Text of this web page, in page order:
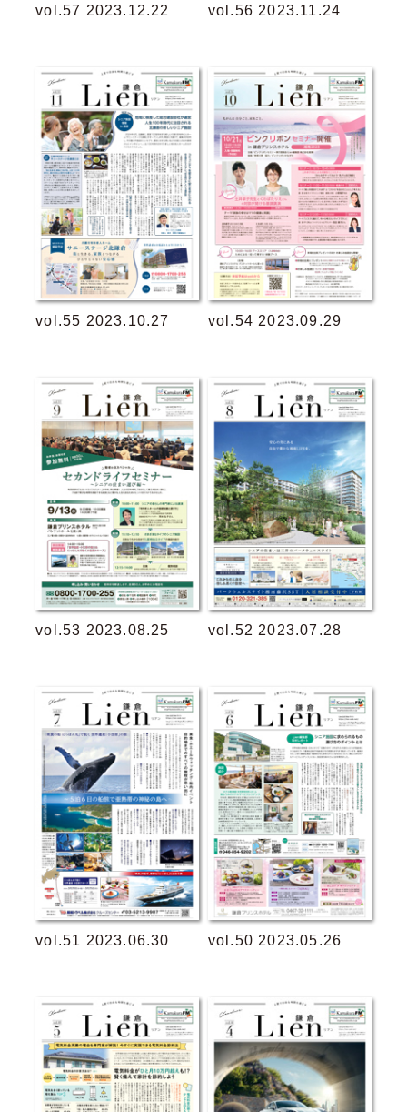
vol.57 2023.12.22 vol.56 2023.11.24
vol.55 2023.10.27 vol.54 2023.09.29
vol.53 2023.08.25 vol.52 2023.07.28
vol.51 2023.06.30 vol.50 2023.05.26